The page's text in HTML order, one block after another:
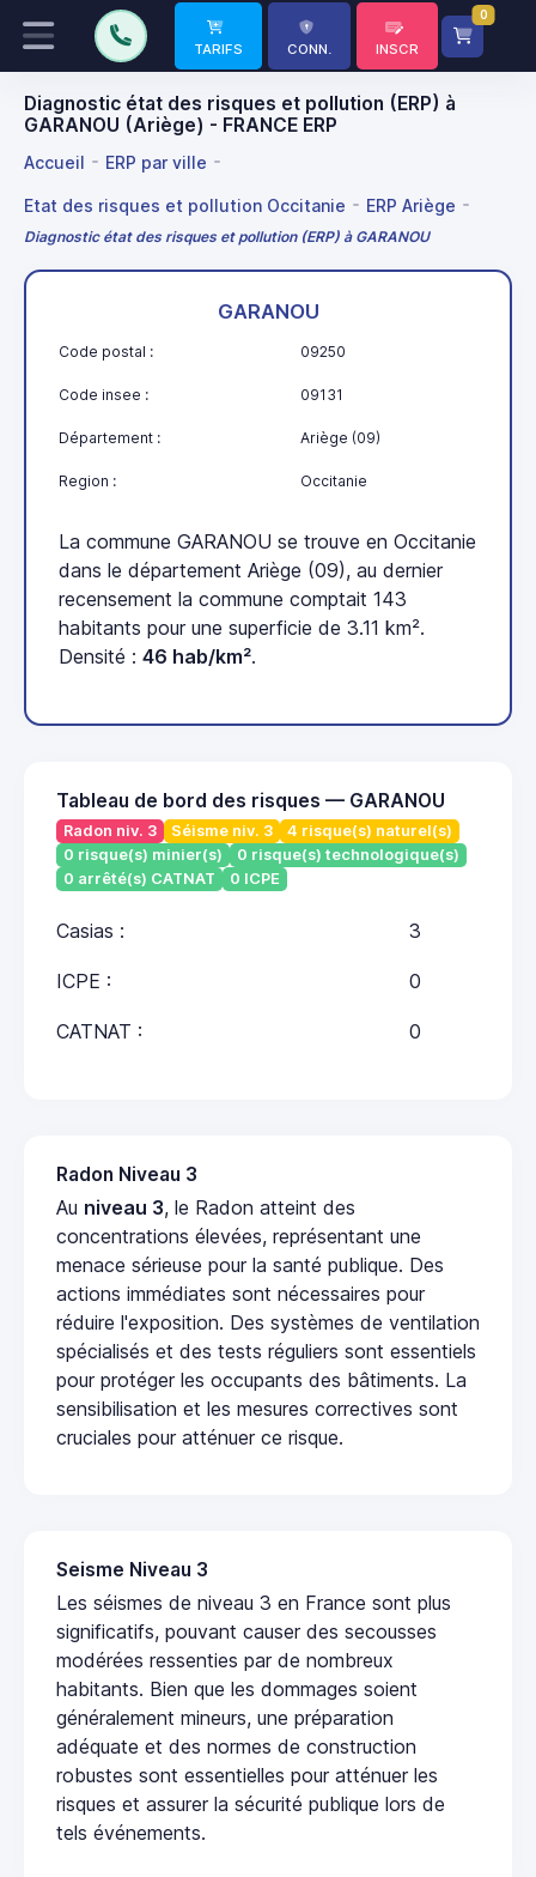
TARIFS CONN. INSCR
0
Diagnostic état des risques et pollution (ERP) à
GARANOU (Ariège) - FRANCE ERP
Accueil ERP par ville
Etat des risques et pollution Occitanie ERP Ariège
Diagnostic état des risques et pollution (ERP) à GARANOU
GARANOU
Code postal : 09250
Code insee : 09131
Département : Ariège (09)
Region : Occitanie
La commune GARANOU se trouve en Occitanie
dans le département Ariège (09), au dernier
recensement la commune comptait 143
habitants pour une superficie de 3.11 km².
Densité : 46 hab/km².
Tableau de bord des risques — GARANOU
Radon niv. 3 Séisme niv. 3
4 risque(s) naturel(s)
0 risque(s) minier(s)
0 risque(s) technologique(s)
0 arrêté(s) CATNAT
0 ICPE
Casias : 3
ICPE : 0
CATNAT : 0
Radon Niveau 3
Au niveau 3, le Radon atteint des
concentrations élevées, représentant une
menace sérieuse pour la santé publique. Des
actions immédiates sont nécessaires pour
réduire l'exposition. Des systèmes de ventilation
spécialisés et des tests réguliers sont essentiels
pour protéger les occupants des bâtiments. La
sensibilisation et les mesures correctives sont
cruciales pour atténuer ce risque.
Seisme Niveau 3
Les séismes de niveau 3 en France sont plus
significatifs, pouvant causer des secousses
modérées ressenties par de nombreux
habitants. Bien que les dommages soient
généralement mineurs, une préparation
adéquate et des normes de construction
robustes sont essentielles pour atténuer les
risques et assurer la sécurité publique lors de
tels événements.